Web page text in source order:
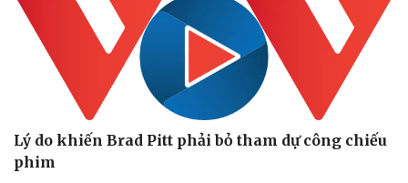
Nhi khoa
Nam khoa
Làm đẹp - giảm cân
Phòng mạch online
Ăn sạch sống khỏe
Lý do khiến Brad Pitt phải bỏ tham dự công chiếu
phim